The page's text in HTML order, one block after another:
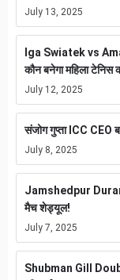
July 13, 2025
Iga Swiatek vs
कौन बनेगा महिला टेनिस
July 12, 2025
संजोग गुप्ता ICC CEO
July 8, 2025
Jamshedpur
मैच शेड्यूल!
July 7, 2025
Shubman Gill